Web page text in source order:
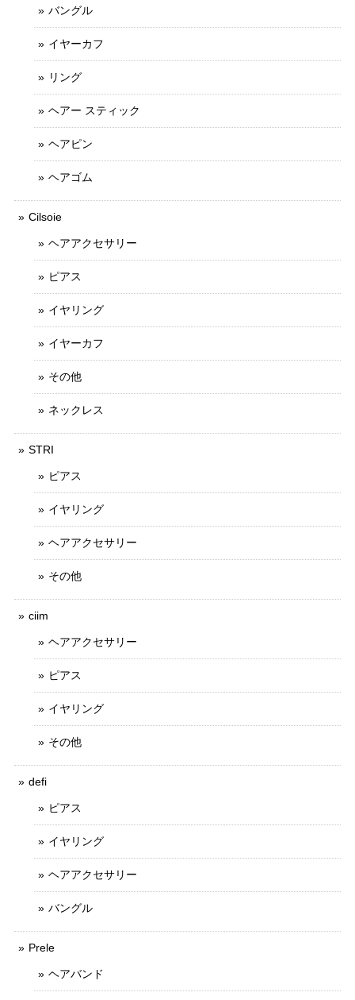
バングル
イヤーカフ
リング
ヘアー スティック
ヘアピン
ヘアゴム
Cilsoie
ヘアアクセサリー
ピアス
イヤリング
イヤーカフ
その他
ネックレス
STRI
ピアス
イヤリング
ヘアアクセサリー
その他
ciim
ヘアアクセサリー
ピアス
イヤリング
その他
defi
ピアス
イヤリング
ヘアアクセサリー
バングル
Prele
ヘアバンド